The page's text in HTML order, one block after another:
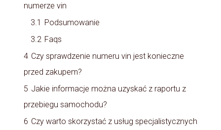
numerze vin
3.1 Podsumowanie
3.2 Faqs
4 Czy sprawdzenie numeru vin jest konieczne
przed zakupem?
5 Jakie informacje można uzyskać z raportu z
przebiegu samochodu?
6 Czy warto skorzystać z usług specjalistycznych